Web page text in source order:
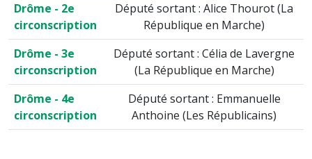
Drôme - 2e
circonscription
Député sortant : Alice Thourot (La
République en Marche)
Drôme - 3e
circonscription
Député sortant : Célia de Lavergne
(La République en Marche)
Drôme - 4e
circonscription
Député sortant : Emmanuelle
Anthoine (Les Républicains)